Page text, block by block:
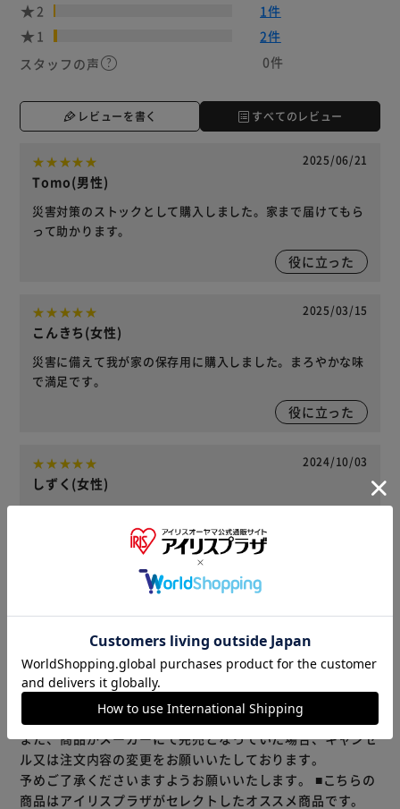
2
1件
1
2件
スタッフの声
0件
レビューを書く すべてのレビュー
2025/06/21
Tomo(男性)
災害対策のストックとして購入しました。家まで届けてもら
って助かります。
役に立った
2025/03/15
こんきち(女性)
災害に備えて我が家の保存用に購入しました。まろやかな味
で満足です。
役に立った
2024/10/03
しずく(女性)
レビューをもっと見る
※当商品はお取り寄せ品の為、在庫の確認及び商品のお届け
までお時間を頂く場合がございます。
また、商品がメーカーにて完売となっていた場合、キャンセ
ル又は注文内容の変更をお願いいたしております。
予めご了承くださいますようお願いいたします。 ■こちらの
商品はアイリスプラザがセレクトしたオススメ商品です。